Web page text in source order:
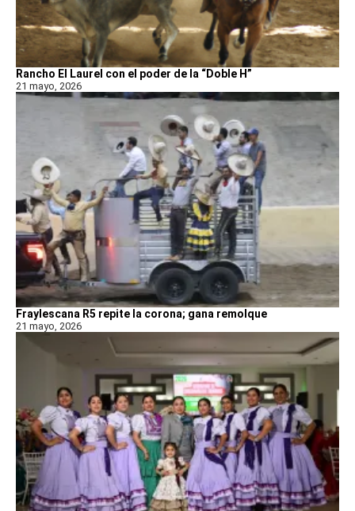
Rancho El Laurel con el poder de la “Doble H”
21 mayo, 2026
Fraylescana R5 repite la corona; gana remolque
21 mayo, 2026